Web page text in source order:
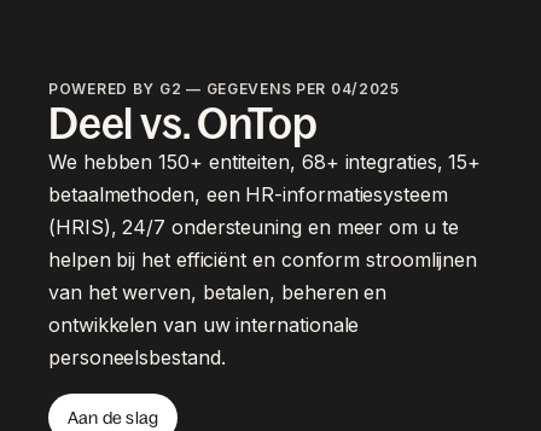
POWERED BY G2 — GEGEVENS PER 04/2025
Deel vs. OnTop
We hebben 150+ entiteiten, 68+ integraties, 15+
betaalmethoden, een HR-informatiesysteem
(HRIS), 24/7 ondersteuning en meer om u te
helpen bij het efficiënt en conform stroomlijnen
van het werven, betalen, beheren en
ontwikkelen van uw internationale
personeelsbestand.
Aan de slag